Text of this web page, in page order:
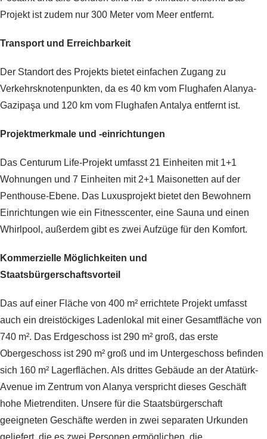
Projekt ist zudem nur 300 Meter vom Meer entfernt.
Transport und Erreichbarkeit
Der Standort des Projekts bietet einfachen Zugang zu
Verkehrsknotenpunkten, da es 40 km vom Flughafen Alanya-
Gazipaşa und 120 km vom Flughafen Antalya entfernt ist.
Projektmerkmale und -einrichtungen
Das Centurum Life-Projekt umfasst 21 Einheiten mit 1+1
Wohnungen und 7 Einheiten mit 2+1 Maisonetten auf der
Penthouse-Ebene. Das Luxusprojekt bietet den Bewohnern
Einrichtungen wie ein Fitnesscenter, eine Sauna und einen
Whirlpool, außerdem gibt es zwei Aufzüge für den Komfort.
Kommerzielle Möglichkeiten und
Staatsbürgerschaftsvorteil
Das auf einer Fläche von 400 m² errichtete Projekt umfasst
auch ein dreistöckiges Ladenlokal mit einer Gesamtfläche von
740 m². Das Erdgeschoss ist 290 m² groß, das erste
Obergeschoss ist 290 m² groß und im Untergeschoss befinden
sich 160 m² Lagerflächen. Als drittes Gebäude an der Atatürk-
Avenue im Zentrum von Alanya verspricht dieses Geschäft
hohe Mietrenditen. Unsere für die Staatsbürgerschaft
geeigneten Geschäfte werden in zwei separaten Urkunden
geliefert, die es zwei Personen ermöglichen, die